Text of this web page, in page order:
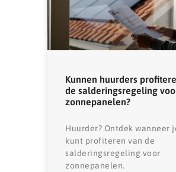
Kunnen huurders
de salderingsregeling
zonnepanelen?
Huurder? Ontdek wanneer
kunt profiteren van de
salderingsregeling voor
zonnepanelen.